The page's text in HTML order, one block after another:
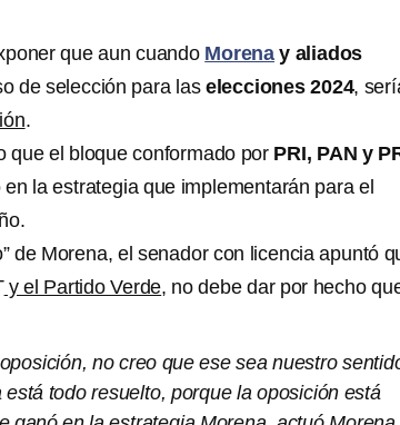
que aun cuando Morena y aliados
de selección para las elecciones 2024,
.
que el bloque conformado por PRI, PAN y
la estrategia que implementarán para el
de Morena, el senador con licencia apuntó
y el Partido Verde, no debe dar por hecho
no creo que ese sea nuestro
todo resuelto, porque la oposición está